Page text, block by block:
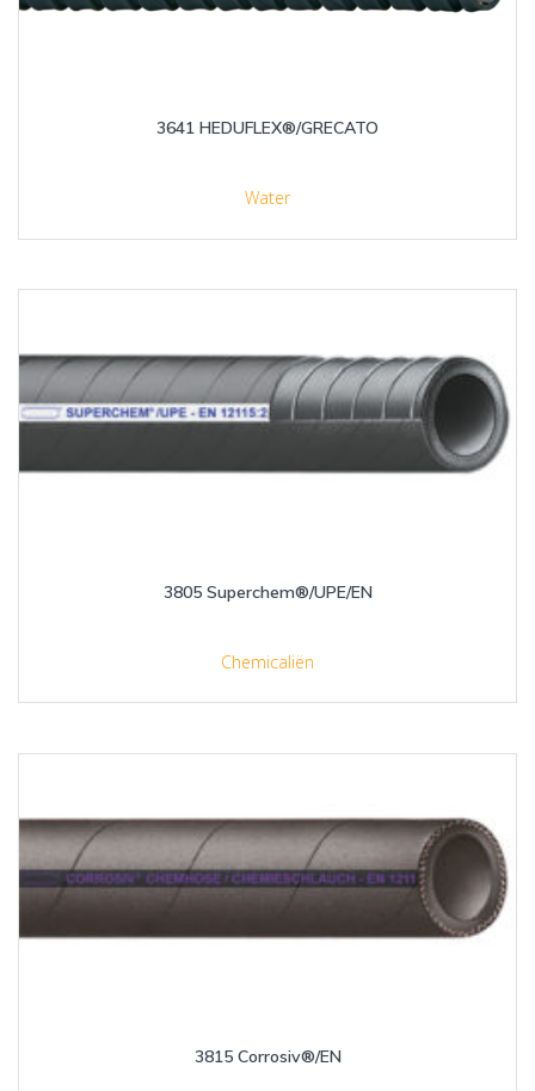
3641 HEDUFLEX®/GRECATO
Water
3805 Superchem®/UPE/EN
Chemicaliën
3815 Corrosiv®/EN